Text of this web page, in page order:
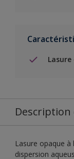
Lasure opaque à
dispersion